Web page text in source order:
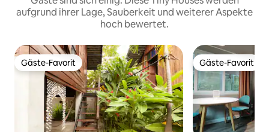
aufgrund ihrer Lage, Sauberkeit und weiterer Aspekte
hoch bewertet.
Gäste-Favorit
Gäste-Favorit Gäste-Favorit
Gäste-Favorit